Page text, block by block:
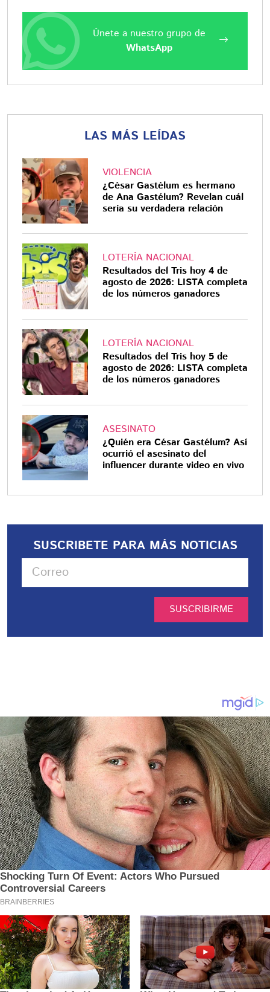
Únete a nuestro grupo de
WhatsApp
LAS MÁS LEÍDAS
VIOLENCIA
¿César Gastélum es hermano
de Ana Gastélum? Revelan cuál
sería su verdadera relación
LOTERÍA NACIONAL
Resultados del Tris hoy 4 de
agosto de 2026: LISTA completa
de los números ganadores
LOTERÍA NACIONAL
Resultados del Tris hoy 5 de
agosto de 2026: LISTA completa
de los números ganadores
ASESINATO
¿Quién era César Gastélum? Así
ocurrió el asesinato del
influencer durante video en vivo
SUSCRIBETE PARA MÁS NOTICIAS
SUSCRIBIRME